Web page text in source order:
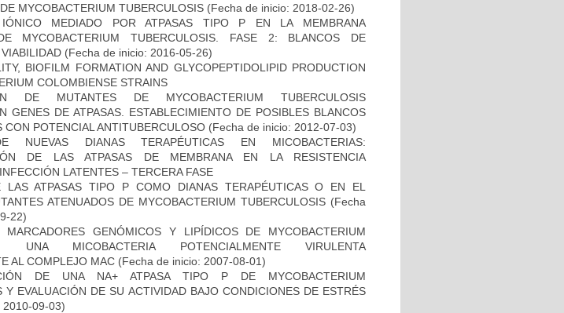
MYCOBACTERIUM TUBERCULOSIS (Fecha de inicio: 2018-02-26)
IÓNICO MEDIADO POR ATPASAS TIPO P EN LA MEMBRANA
MYCOBACTERIUM TUBERCULOSIS. FASE 2: BLANCOS DE
(Fecha de inicio: 2016-05-26)
BIOFILM FORMATION AND GLYCOPEPTIDOLIPID PRODUCTION
COLOMBIENSE STRAINS
DE MUTANTES DE MYCOBACTERIUM TUBERCULOSIS
GENES DE ATPASAS. ESTABLECIMIENTO DE POSIBLES BLANCOS
CON POTENCIAL ANTITUBERCULOSO (Fecha de inicio: 2012-07-03)
NUEVAS DIANAS TERAPÉUTICAS EN MICOBACTERIAS:
DE LAS ATPASAS DE MEMBRANA EN LA RESISTENCIA
LATENTES – TERCERA FASE
LAS ATPASAS TIPO P COMO DIANAS TERAPÉUTICAS O EN EL
ATENUADOS DE MYCOBACTERIUM TUBERCULOSIS (Fecha
22)
MARCADORES GENÓMICOS Y LIPÍDICOS DE MYCOBACTERIUM
UNA MICOBACTERIA POTENCIALMENTE VIRULENTA
AL COMPLEJO MAC (Fecha de inicio: 2007-08-01)
DE UNA NA+ ATPASA TIPO P DE MYCOBACTERIUM
Y EVALUACIÓN DE SU ACTIVIDAD BAJO CONDICIONES DE ESTRÉS
2010-09-03)